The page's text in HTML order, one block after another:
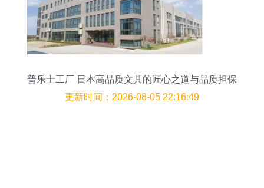
普乐士工厂 日本高品质文具的匠心之道与品质担保
更新时间：2026-08-05 22:16:49